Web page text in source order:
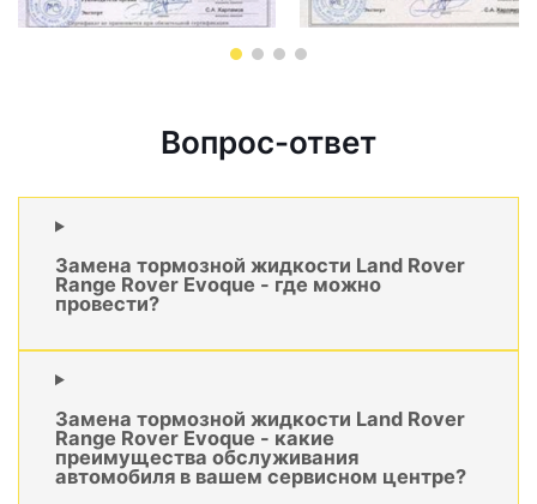
Вопрос-ответ
Замена тормозной жидкости Land Rover
Range Rover Evoque - где можно
провести?
Замена тормозной жидкости Land Rover
Range Rover Evoque - какие
преимущества обслуживания
автомобиля в вашем сервисном центре?